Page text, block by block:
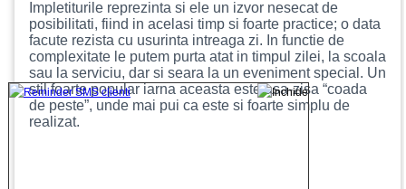
Impletiturile reprezinta si ele un izvor nesecat de
posibilitati, fiind in acelasi timp si foarte practice; o data
facute rezista cu usurinta intreaga zi. In functie de
complexitate le putem purta atat in timpul zilei, la scoala
sau la serviciu, dar si seara la un eveniment special. Un
stil foarte popular iarna aceasta este asa-zisa “coada
de peste”, unde mai pui ca este si foarte simplu de
realizat.